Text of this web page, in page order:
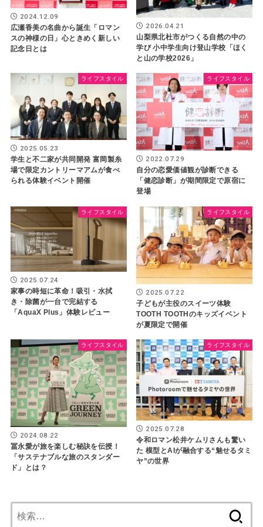
2024.12.09
広瀬香美の名曲から誕生「ロマン
スの神様の日」心ときめく新しい
記念日とは
2026.04.21
山梨県北杜市がつくる自然の中の
学び 小中学生向け登山学校「ほく
と山の学校2026」
ライフスタイル
2025.05.23
学生と不二家が共同開発 富岡製糸
場で限定カントリーマアムが食べ
られる体験イベント開催
ライフスタイル
2022.07.29
自分の恋愛価値観が診断できる
「健恋診断」が期間限定で原宿に
登場
ライフスタイル
2025.07.24
家事の時短に革命！吸引・水拭
き・除菌が一台で完結する
「AquaX Plus」体験レビュー
ライフスタイル
2025.07.22
子どもが主役のスイーツ体験
TOOTH TOOTHのキッズイベント
が夏限定で開催
ライフスタイル
2024.08.22
冨永愛が旅を楽しむ秘訣を伝授！
「サステナブルな旅のスタンダー
ド」とは？
ライフスタイル
2025.07.28
令和ロマン松井ケムリさんも驚い
た 模型とAIが融合する“魅せるタミ
ヤ”の世界